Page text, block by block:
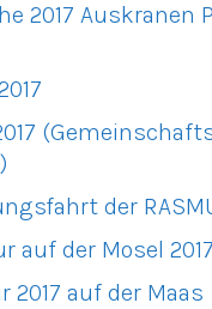
2017 Auskranen
der
auf der Mosel 2017
2017 auf der Maas